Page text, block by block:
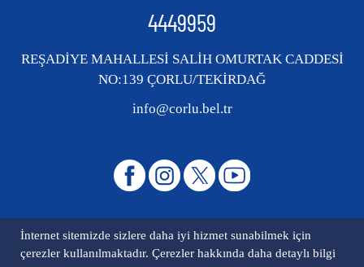
İnternet sitemizde sizlere daha iyi hizmet sunabilmek için
çerezler kullanılmaktadır. Çerezler hakkında daha detaylı bilgi
4449959
REŞADİYE MAHALLESİ SALİH OMURTAK CADDESİ
NO:139 ÇORLU/TEKİRDAĞ
info@corlu.bel.tr